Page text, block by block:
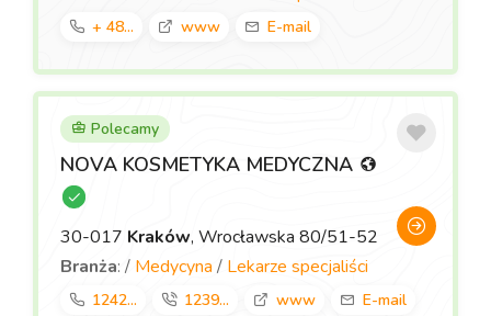
+ 48... www E-mail
Polecamy
NOVA KOSMETYKA MEDYCZNA
30-017 Kraków, Wrocławska 80/51-52
Branża: / Medycyna / Lekarze specjaliści
1242... 1239... www
E-mail